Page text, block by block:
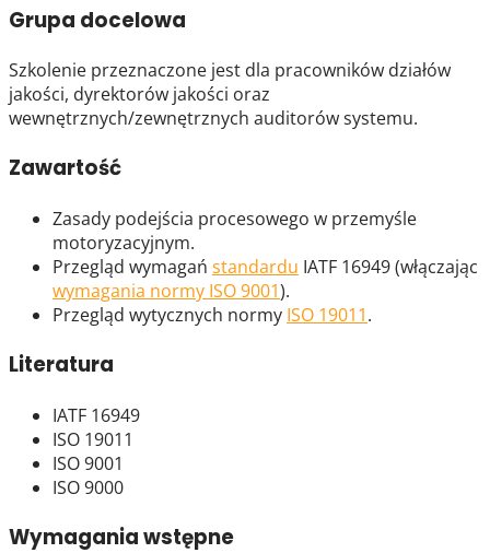
Grupa docelowa
Szkolenie przeznaczone jest dla pracowników działów
jakości, dyrektorów jakości oraz
wewnętrznych/zewnętrznych auditorów systemu.
Zawartość
Zasady podejścia procesowego w przemyśle
motoryzacyjnym.
Przegląd wymagań standardu IATF 16949 (włączając
wymagania normy ISO 9001).
Przegląd wytycznych normy ISO 19011.
Literatura
IATF 16949
ISO 19011
ISO 9001
ISO 9000
Wymagania wstępne